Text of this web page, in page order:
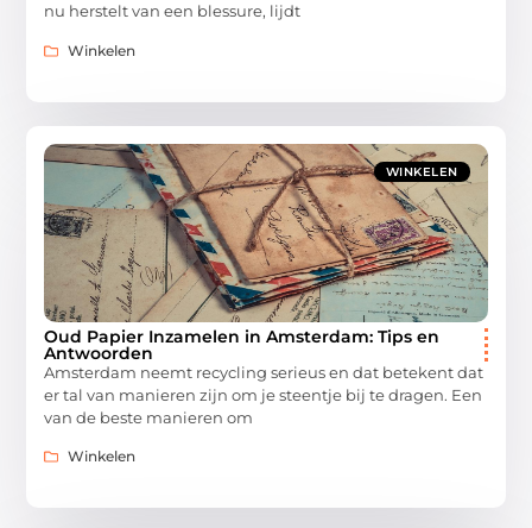
nu herstelt van een blessure, lijdt
Winkelen
WINKELEN
Oud Papier Inzamelen in Amsterdam: Tips en
Antwoorden
Amsterdam neemt recycling serieus en dat betekent dat
er tal van manieren zijn om je steentje bij te dragen. Een
van de beste manieren om
Winkelen